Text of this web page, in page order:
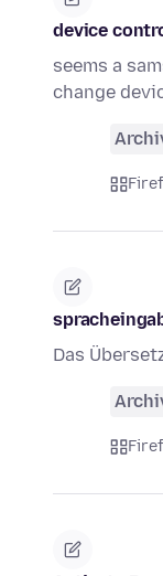
device
seems a
change
Das